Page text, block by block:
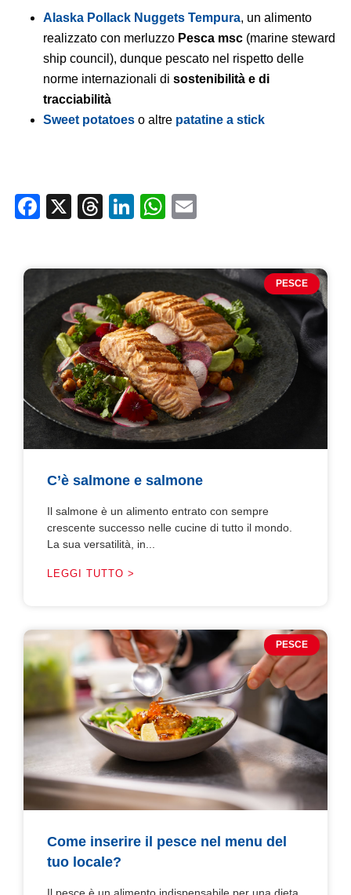
Alaska Pollack Nuggets Tempura, un alimento
realizzato con merluzzo Pesca msc (marine steward
ship council), dunque pescato nel rispetto delle
norme internazionali di sostenibilità e di
tracciabilità
Sweet potatoes o altre patatine a stick
Facebook
X Threads
LinkedIn
WhatsApp
PESCE
C’è salmone e salmone
Il salmone è un alimento entrato con sempre
crescente successo nelle cucine di tutto il mondo.
La sua versatilità, in...
LEGGI TUTTO >
PESCE
Come inserire il pesce nel menu del
tuo locale?
Il pesce è un alimento indispensabile per una dieta